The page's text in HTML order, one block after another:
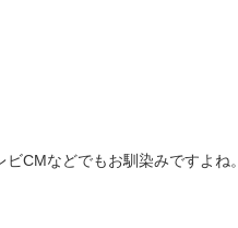
CMなどでもお馴染みですよね